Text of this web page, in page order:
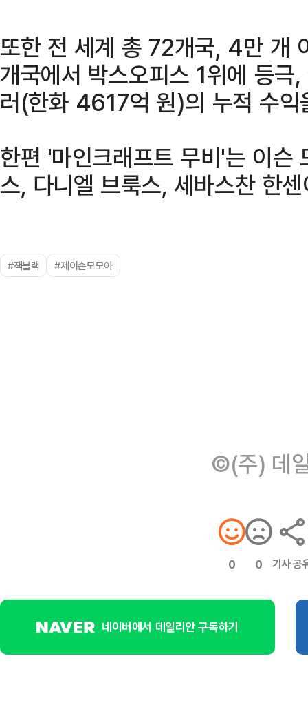
또한 전 세계 총 72개국, 4만 개
개국에서 박스오피스 1위에 등
러(한화 4617억 원)의 누적 수익
한편 '마인크래프트 무비'는 이슨
스, 다니엘 브룩스, 세바스찬 한
#잭블랙 #제이슨모모아
©(주) 데
0 0 기사 공
네이버에서 데일리안 구독하기